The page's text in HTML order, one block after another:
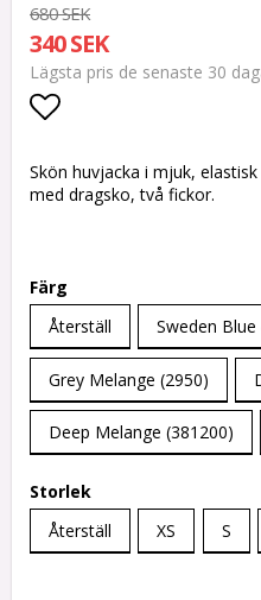
680 SEK
340 SEK
Lägsta pris de senaste 30
Lägg till i
Skön huvjacka i mjuk,
med dragsko, två fickor.
Färg
Återställ
Sweden Blue
Grey Melange (2950)
Deep Melange (381200)
Storlek
Återställ
XS S